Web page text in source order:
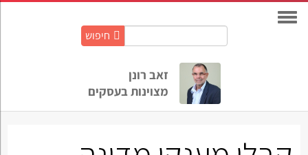
חיפוש
זאב רונן
מצוינות בעסקים